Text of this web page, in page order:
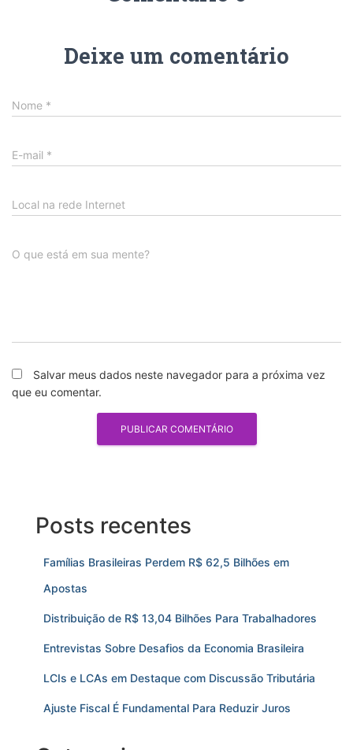
Deixe um comentário
Nome *
E-mail *
Local na rede Internet
O que está em sua mente?
Salvar meus dados neste navegador para a próxima vez
que eu comentar.
Posts recentes
Famílias Brasileiras Perdem R$ 62,5 Bilhões em
Apostas
Distribuição de R$ 13,04 Bilhões Para Trabalhadores
Entrevistas Sobre Desafios da Economia Brasileira
LCIs e LCAs em Destaque com Discussão Tributária
Ajuste Fiscal É Fundamental Para Reduzir Juros